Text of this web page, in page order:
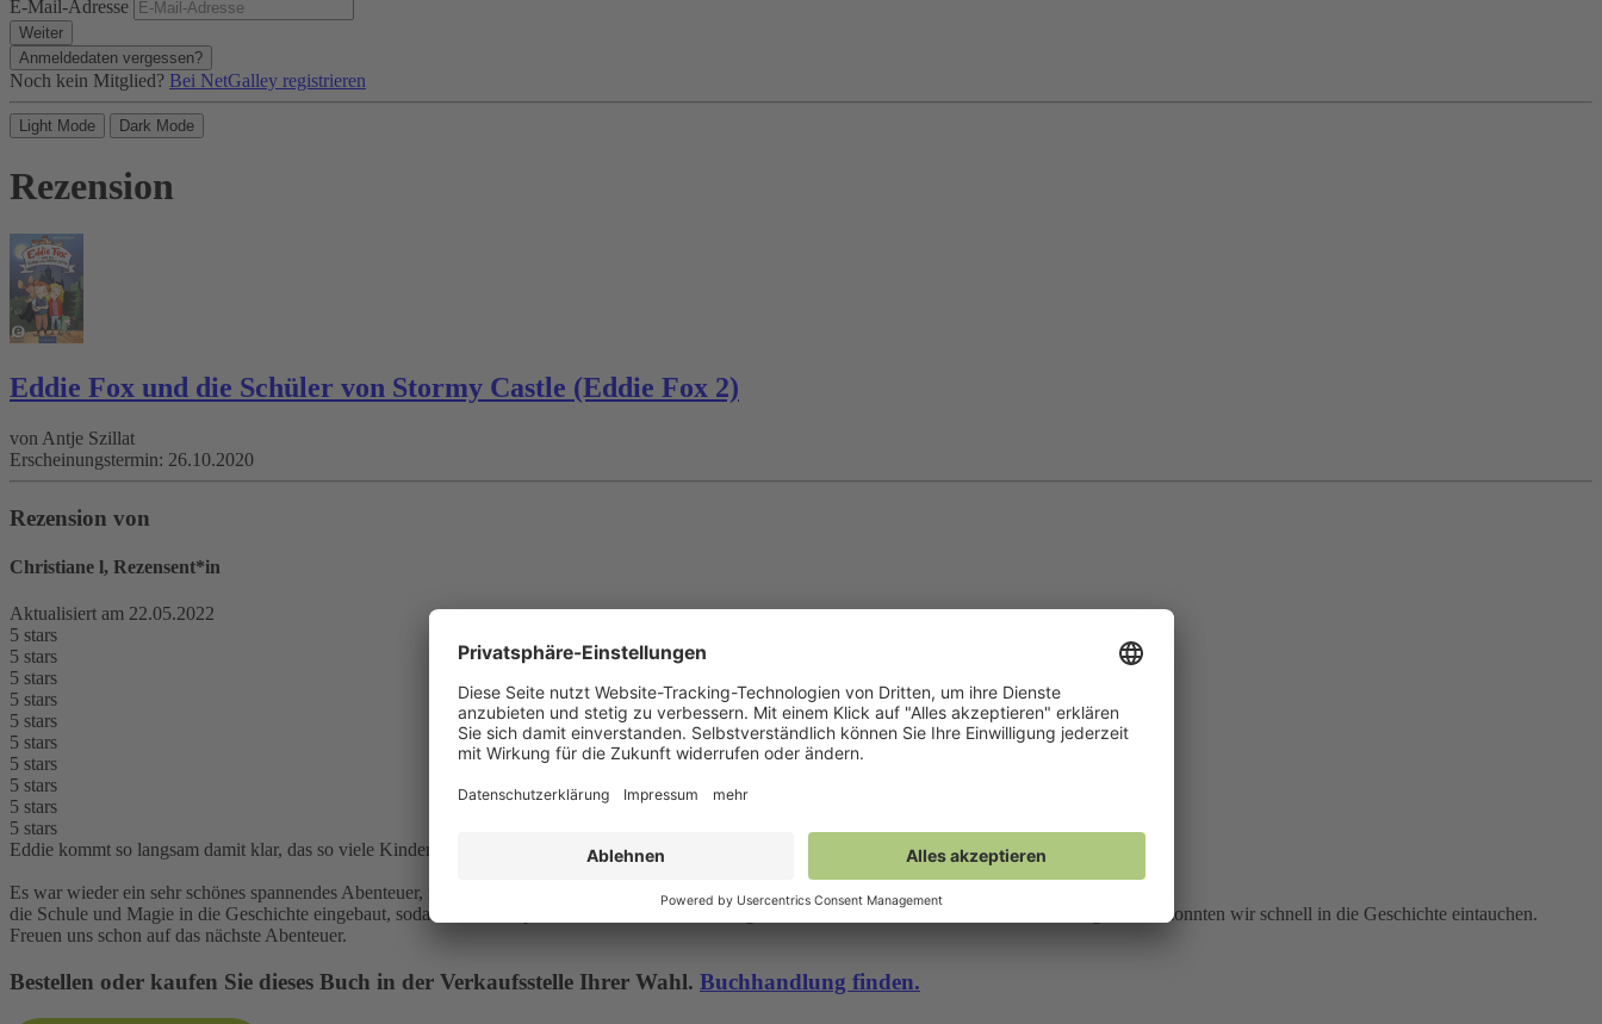
E-Mail-Adresse
Weiter
Anmeldedaten vergessen?
Noch kein Mitglied? Bei NetGalley registrieren
Light Mode Dark Mode
Rezension
Eddie Fox und die Schüler von Stormy Castle (Eddie Fox 2)
von Antje Szillat
Erscheinungstermin: 26.10.2020
Rezension von
Christiane l, Rezensent*in
Aktualisiert am 22.05.2022
5 stars
5 stars
5 stars
5 stars
5 stars
5 stars
5 stars
5 stars
5 stars
5 stars
Eddie kommt so langsam damit klar, das so viele Kinder im. Schloss sind, bis der neue Schüler kommt, der alle auf Trab hält.
Es war wieder ein sehr schönes spannendes Abenteuer, mit Eddie, Pia und der Fledermaus Tilla. Dieses Mal war auch ein Geheimnis über
die Schule und Magie in die Geschichte eingebaut, sodass sie noch spannender wurde. Auch sehr gut fanden wir das der Schreibstil sehr lebendig war, so konnten wir schnell in die Geschichte eintauchen.
Freuen uns schon auf das nächste Abenteuer.
Bestellen oder kaufen Sie dieses Buch in der Verkaufsstelle Ihrer Wahl. Buchhandlung finden.